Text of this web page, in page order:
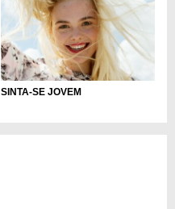
SINTA-SE JOVEM